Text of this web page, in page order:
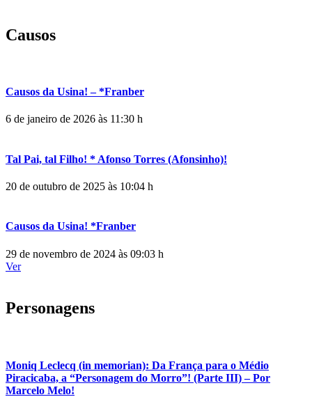
Causos
Causos da Usina! – *Franber
6 de janeiro de 2026 às 11:30 h
Tal Pai, tal Filho! * Afonso Torres (Afonsinho)!
20 de outubro de 2025 às 10:04 h
Causos da Usina! *Franber
29 de novembro de 2024 às 09:03 h
Ver
Personagens
Moniq Leclecq (in memorian): Da França para o Médio
Piracicaba, a “Personagem do Morro”! (Parte III) – Por
Marcelo Melo!